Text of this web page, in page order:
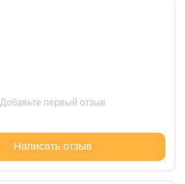
Добавьте первый отзыв
Написать отзыв